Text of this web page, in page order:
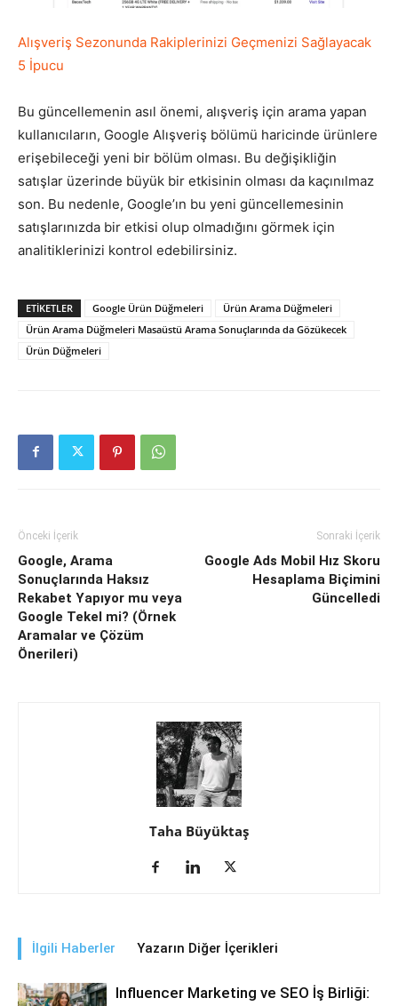
Alışveriş Sezonunda Rakiplerinizi Geçmenizi Sağlayacak
5 İpucu
Bu güncellemenin asıl önemi, alışveriş için arama yapan
kullanıcıların, Google Alışveriş bölümü haricinde ürünlere
erişebileceği yeni bir bölüm olması. Bu değişikliğin
satışlar üzerinde büyük bir etkisinin olması da kaçınılmaz
son. Bu nedenle, Google’ın bu yeni güncellemesinin
satışlarınızda bir etkisi olup olmadığını görmek için
analitiklerinizi kontrol edebilirsiniz.
ETIKETLER Google Ürün Düğmeleri
Ürün Arama Düğmeleri
Ürün Arama Düğmeleri Masaüstü Arama Sonuçlarında da Gözükecek
Ürün Düğmeleri
Önceki İçerik
Google, Arama
Sonuçlarında Haksız
Rekabet Yapıyor mu veya
Google Tekel mi? (Örnek
Aramalar ve Çözüm
Önerileri)
Sonraki İçerik
Google Ads Mobil Hız Skoru
Hesaplama Biçimini
Güncelledi
Taha Büyüktaş
İlgili Haberler Yazarın Diğer İçerikleri
Influencer Marketing ve SEO İş Birliği: